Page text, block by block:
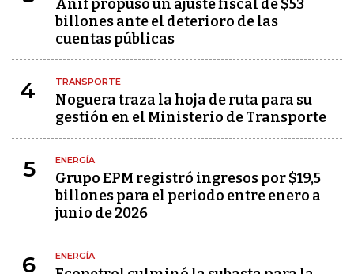
Anif propuso un ajuste fiscal de $53
billones ante el deterioro de las
cuentas públicas
4 TRANSPORTE
Noguera traza la hoja de ruta para su
gestión en el Ministerio de Transporte
5 ENERGÍA
Grupo EPM registró ingresos por $19,5
billones para el periodo entre enero a
junio de 2026
6 ENERGÍA